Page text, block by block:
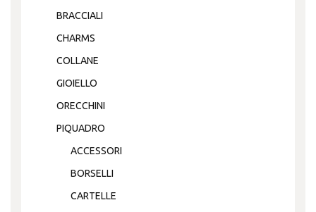
BRACCIALI
CHARMS
COLLANE
GIOIELLO
ORECCHINI
PIQUADRO
ACCESSORI
BORSELLI
CARTELLE